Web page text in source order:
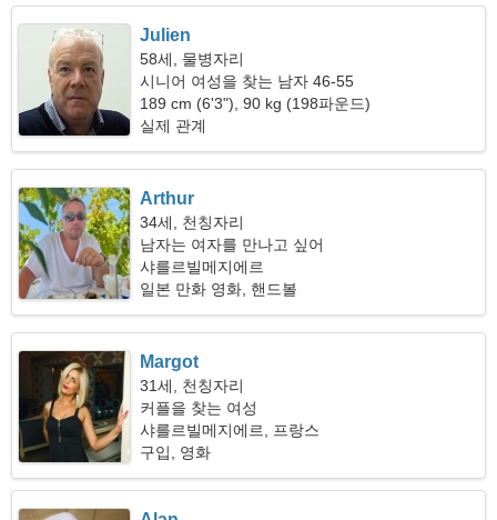
Julien
58세, 물병자리
시니어 여성을 찾는 남자 46-55
189 cm (6'3"), 90 kg (198파운드)
실제 관계
Arthur
34세, 천칭자리
남자는 여자를 만나고 싶어
샤를르빌메지에르
일본 만화 영화, 핸드볼
Margot
31세, 천칭자리
커플을 찾는 여성
샤를르빌메지에르, 프랑스
구입, 영화